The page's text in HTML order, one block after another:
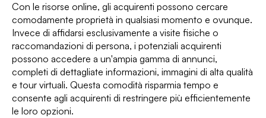
Con le risorse online, gli acquirenti possono cercare
comodamente proprietà in qualsiasi momento e ovunque.
Invece di affidarsi esclusivamente a visite fisiche o
raccomandazioni di persona, i potenziali acquirenti
possono accedere a un'ampia gamma di annunci,
completi di dettagliate informazioni, immagini di alta qualità
e tour virtuali. Questa comodità risparmia tempo e
consente agli acquirenti di restringere più efficientemente
le loro opzioni.